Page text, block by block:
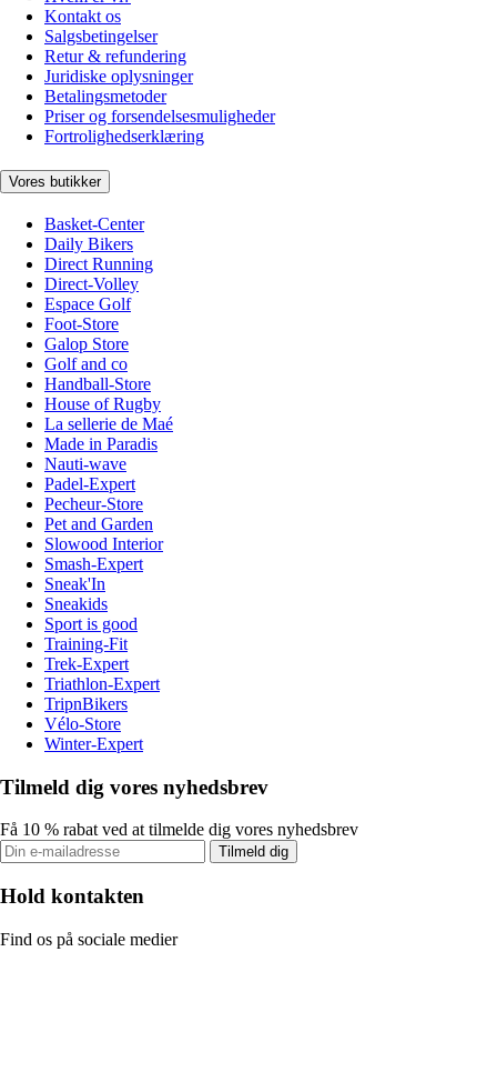
Kontakt os
Salgsbetingelser
Retur & refundering
Juridiske oplysninger
Betalingsmetoder
Priser og forsendelsesmuligheder
Fortrolighedserklæring
Vores butikker
Basket-Center
Daily Bikers
Direct Running
Direct-Volley
Espace Golf
Foot-Store
Galop Store
Golf and co
Handball-Store
House of Rugby
La sellerie de Maé
Made in Paradis
Nauti-wave
Padel-Expert
Pecheur-Store
Pet and Garden
Slowood Interior
Smash-Expert
Sneak'In
Sneakids
Sport is good
Training-Fit
Trek-Expert
Triathlon-Expert
TripnBikers
Vélo-Store
Winter-Expert
Tilmeld dig vores nyhedsbrev
Få 10 % rabat ved at tilmelde dig vores nyhedsbrev
Tilmeld dig
Hold kontakten
Find os på sociale medier